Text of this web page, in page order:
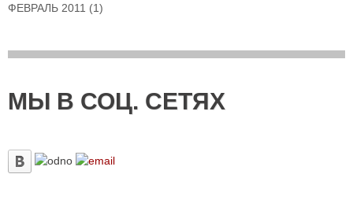
ФЕВРАЛЬ 2011 (1)
МЫ В СОЦ. СЕТЯХ